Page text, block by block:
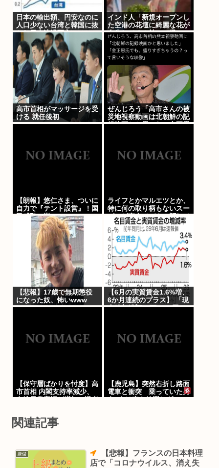
日本の輸出額、円安なのに
人口少ない台湾と韓国に抜
かれ日本沈没死亡
インド人「新規オープンし
た空港の花壇に綺麗な花が
自生してる！持って帰
ろ！」
高市首相がマッサージを受
ける 就任後初
ぜんじろう「高市さんの被
災地視察動画は北朝鮮の記
録映画かと思った。金正恩
【朗報】悠仁さま、ついに
自力で『テント設営』！国
民感動の嵐www
ライフとかマルエツとか、
特に何の取り柄もないスー
パーが東京でデカい顔して
るの不思議だよな、普通
OK行くだろ
【悲報】17歳で無期懲役
になった奴、怖いwww
【6月の実質賃金1.6%増、
6か月連続のプラス】 「現
金給与総額53万1677円」
計調査」
【保守層ばかりを忖度】高
市首相 内閣支持率減少、
【鹿児島】突然右折し路面
電車と衝突 乗っていた男
関連記事
嫌儲
店で「コロナウイルス、消え失